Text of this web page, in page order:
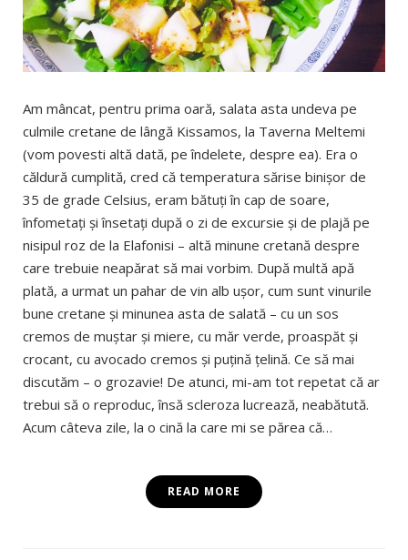
Am mâncat, pentru prima oară, salata asta undeva pe
culmile cretane de lângă Kissamos, la Taverna Meltemi
(vom povesti altă dată, pe îndelete, despre ea). Era o
căldură cumplită, cred că temperatura sărise binişor de
35 de grade Celsius, eram bătuţi în cap de soare,
înfometaţi şi însetaţi după o zi de excursie şi de plajă pe
nisipul roz de la Elafonisi – altă minune cretană despre
care trebuie neapărat să mai vorbim. După multă apă
plată, a urmat un pahar de vin alb uşor, cum sunt vinurile
bune cretane şi minunea asta de salată – cu un sos
cremos de muştar şi miere, cu măr verde, proaspăt şi
crocant, cu avocado cremos şi puţină ţelină. Ce să mai
discutăm – o grozavie! De atunci, mi-am tot repetat că ar
trebui să o reproduc, însă scleroza lucrează, neabătută.
Acum câteva zile, la o cină la care mi se părea că…
READ MORE